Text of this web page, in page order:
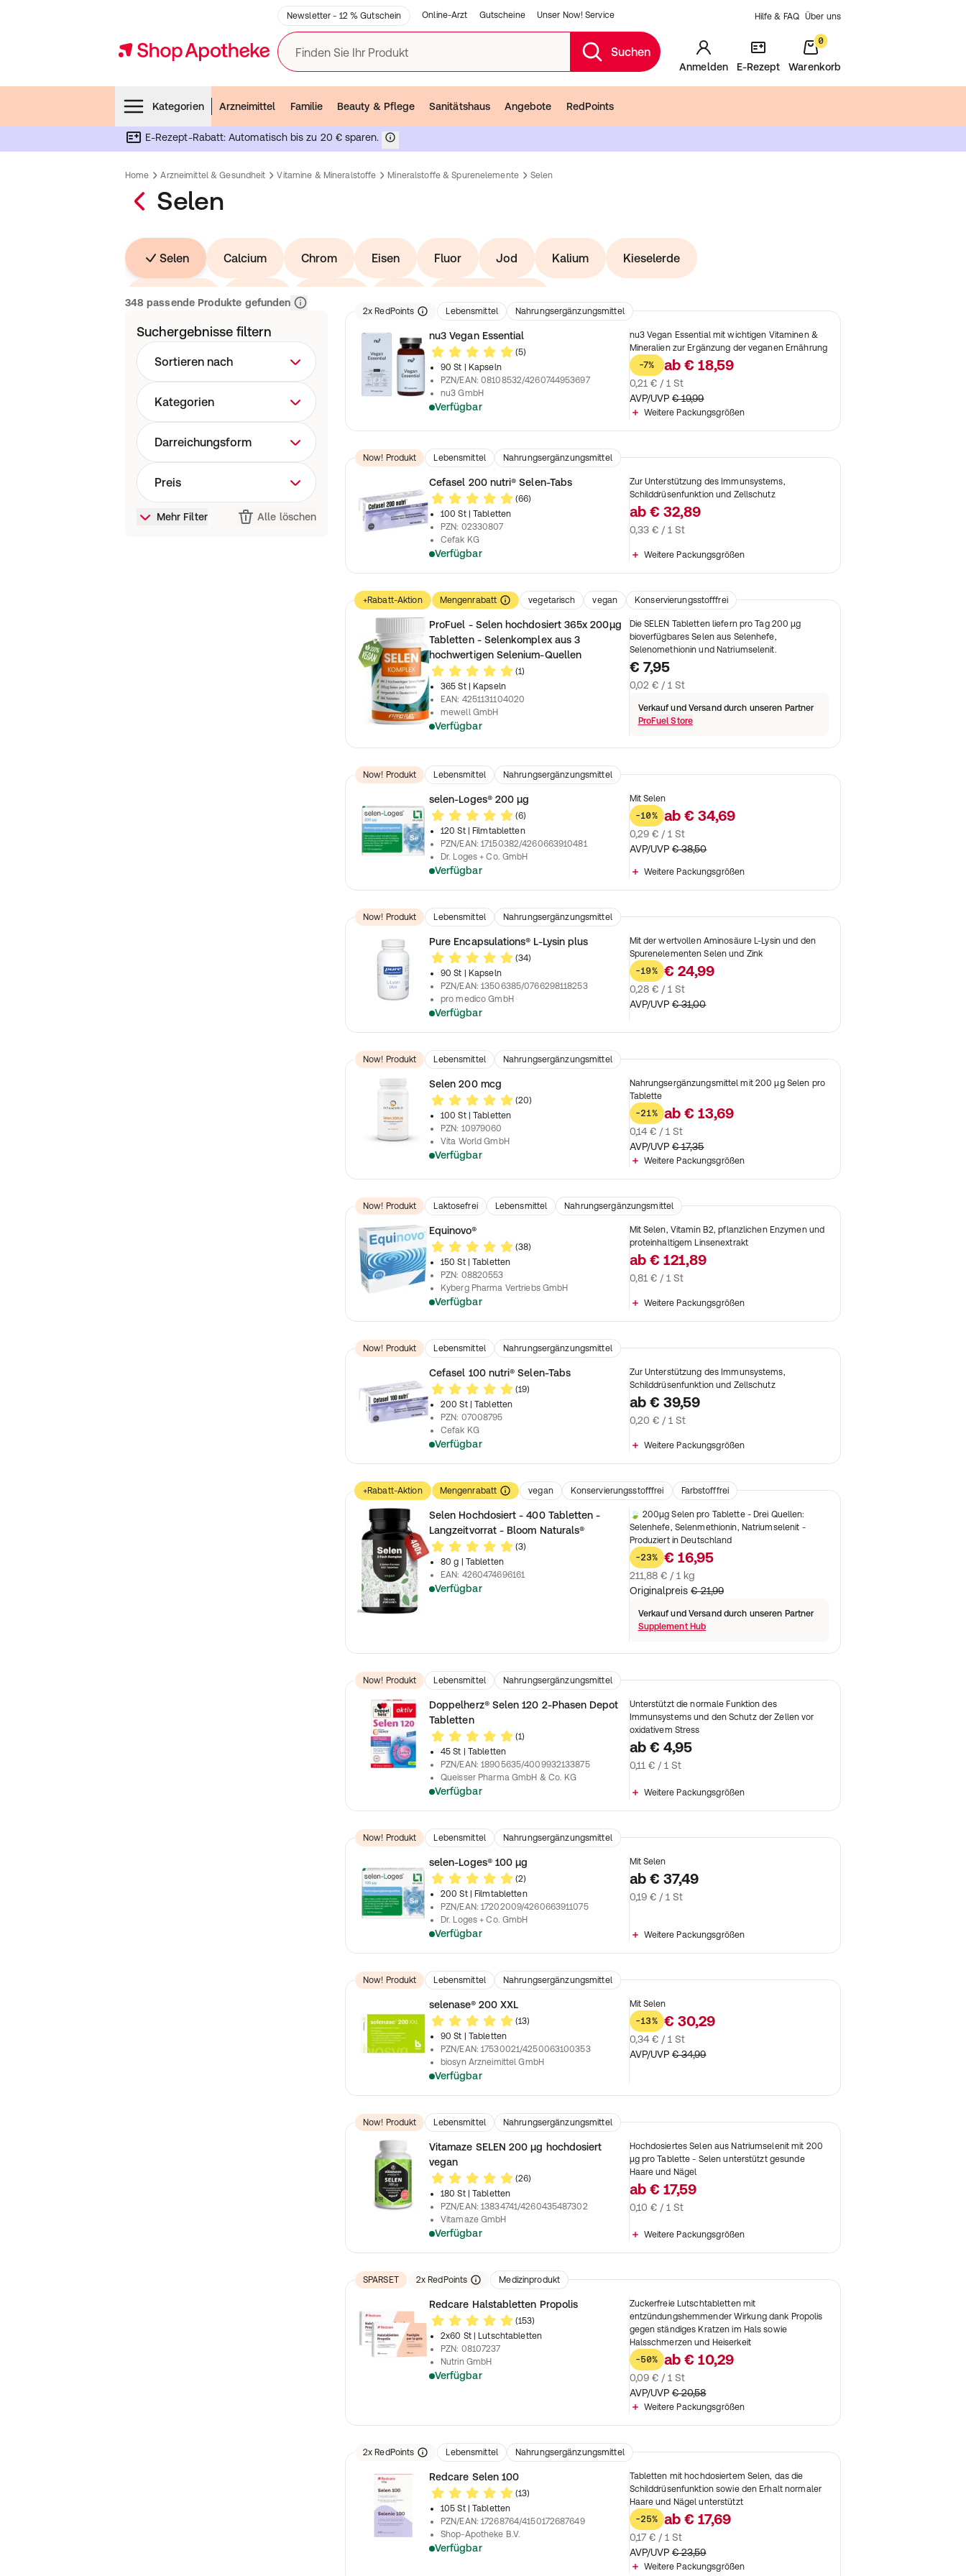
Newsletter - 12 % Gutschein Online-Arzt Gutscheine Unser Now! Service Hilfe & FAQ Über uns
Finden Sie Ihr Produkt Suchen
Anmelden E-Rezept
0
Warenkorb
Kategorien
Arzneimittel Familie Beauty & Pflege Sanitätshaus Angebote RedPoints
E-Rezept-Rabatt: Automatisch bis zu 20 € sparen.
Home Arzneimittel & Gesundheit Vitamine & Mineralstoffe Mineralstoffe & Spurenelemente Selen
Selen
Selen Calcium Chrom Eisen Fluor Jod Kalium Kieselerde
Magnesium Kupfer
348 passende Produkte gefundenRelevanz
Suchergebnisse filtern
Sortieren nach
Kategorien
Darreichungsform
Preis
Mehr Filter Alle löschen
2x RedPoints Lebensmittel Nahrungsergänzungsmittel
nu3 Vegan Essential
(5)
90 St
| Kapseln
PZN/EAN:08108532/4260744953697
nu3 GmbH
Verfügbar
nu3 Vegan Essential mit wichtigen Vitaminen &
Mineralien zur Ergänzung der veganen Ernährung
-7%
ab € 18,59
0,21 € / 1 St
AVP/UVP € 19,99
Weitere Packungsgrößen
Now! Produkt Lebensmittel Nahrungsergänzungsmittel
Cefasel 200 nutri® Selen-Tabs
(66)
100 St
| Tabletten
PZN: 02330807
Cefak KG
Verfügbar
Zur Unterstützung des Immunsystems,
Schilddrüsenfunktion und Zellschutz
ab € 32,89
0,33 € / 1 St
Weitere Packungsgrößen
+Rabatt-Aktion Mengenrabatt vegetarisch vegan
Konservierungsstofffrei
Laktosefrei
Farbstofffrei Lebensmittel Nahrungsergänzungsmittel
ProFuel - Selen hochdosiert 365x 200µg
Tabletten - Selenkomplex aus 3
hochwertigen Selenium-Quellen
(1)
365 St
| Kapseln
EAN: 4251131104020
mewell GmbH
Verfügbar
Die SELEN Tabletten liefern pro Tag 200 µg
bioverfügbares Selen aus Selenhefe,
Selenomethionin und Natriumselenit.
€ 7,95
0,02 € / 1 St
Verkauf und Versand durch unseren Partner
ProFuel Store
Now! Produkt Lebensmittel Nahrungsergänzungsmittel
selen-Loges® 200 µg
(6)
120 St
| Filmtabletten
PZN/EAN:17150382/4260663910481
Dr. Loges + Co. GmbH
Verfügbar
Mit Selen
-10%
ab € 34,69
0,29 € / 1 St
AVP/UVP € 38,50
Weitere Packungsgrößen
Now! Produkt Lebensmittel Nahrungsergänzungsmittel
Pure Encapsulations® L-Lysin plus
(34)
90 St
| Kapseln
PZN/EAN:13506385/0766298118253
pro medico GmbH
Verfügbar
Mit der wertvollen Aminosäure L-Lysin und den
Spurenelementen Selen und Zink
-19%
€ 24,99
0,28 € / 1 St
AVP/UVP € 31,00
Now! Produkt Lebensmittel Nahrungsergänzungsmittel
Selen 200 mcg
(20)
100 St
| Tabletten
PZN: 10979060
Vita World GmbH
Verfügbar
Nahrungsergänzungsmittel mit 200 µg Selen pro
Tablette
-21%
ab € 13,69
0,14 € / 1 St
AVP/UVP € 17,35
Weitere Packungsgrößen
Now! Produkt Laktosefrei Lebensmittel Nahrungsergänzungsmittel
Equinovo®
(38)
150 St
| Tabletten
PZN: 08820553
Kyberg Pharma Vertriebs GmbH
Verfügbar
Mit Selen, Vitamin B2, pflanzlichen Enzymen und
proteinhaltigem Linsenextrakt
ab € 121,89
0,81 € / 1 St
Weitere Packungsgrößen
Now! Produkt Lebensmittel Nahrungsergänzungsmittel
Cefasel 100 nutri® Selen-Tabs
(19)
200 St
| Tabletten
PZN: 07008795
Cefak KG
Verfügbar
Zur Unterstützung des Immunsystems,
Schilddrüsenfunktion und Zellschutz
ab € 39,59
0,20 € / 1 St
Weitere Packungsgrößen
+Rabatt-Aktion Mengenrabatt vegan Konservierungsstofffrei
Farbstofffrei
NahrungsergänzungsmittelSelen Hochdosiert - 400 Tabletten -
Langzeitvorrat - Bloom Naturals®
(3)
80 g
| Tabletten
EAN: 4260474696161
Verfügbar
🍃 200µg Selen pro Tablette - Drei Quellen:
Selenhefe, Selenmethionin, Natriumselenit -
Produziert in Deutschland
-23%
€ 16,95
211,88 € / 1 kg
Originalpreis € 21,99
Verkauf und Versand durch unseren Partner
Supplement Hub
Now! Produkt Lebensmittel Nahrungsergänzungsmittel
Doppelherz® Selen 120 2-Phasen Depot
Tabletten
(1)
45 St
| Tabletten
PZN/EAN:18905635/4009932133875
Queisser Pharma GmbH & Co. KG
Verfügbar
Unterstützt die normale Funktion des
Immunsystems und den Schutz der Zellen vor
oxidativem Stress
ab € 4,95
0,11 € / 1 St
Weitere Packungsgrößen
Now! Produkt Lebensmittel Nahrungsergänzungsmittel
selen-Loges® 100 µg
(2)
200 St
| Filmtabletten
PZN/EAN:17202009/4260663911075
Dr. Loges + Co. GmbH
Verfügbar
Mit Selen
ab € 37,49
0,19 € / 1 St
Weitere Packungsgrößen
Now! Produkt Lebensmittel Nahrungsergänzungsmittel
selenase® 200 XXL
(13)
90 St
| Tabletten
PZN/EAN:17530021/4250063100353
biosyn Arzneimittel GmbH
Verfügbar
Mit Selen
-13%
€ 30,29
0,34 € / 1 St
AVP/UVP € 34,99
Now! Produkt Lebensmittel Nahrungsergänzungsmittel
Vitamaze SELEN 200 µg hochdosiert
vegan
(26)
180 St
| Tabletten
PZN/EAN:13834741/4260435487302
Vitamaze GmbH
Verfügbar
Hochdosiertes Selen aus Natriumselenit mit 200
µg pro Tablette - Selen unterstützt gesunde
Haare und Nägel
ab € 17,59
0,10 € / 1 St
Weitere Packungsgrößen
SPARSET 2x RedPoints Medizinprodukt
Redcare Halstabletten Propolis
(153)
2x60 St
| Lutschtabletten
PZN: 08107237
Nutrin GmbH
Verfügbar
Zuckerfreie Lutschtabletten mit
entzündungshemmender Wirkung dank Propolis
gegen ständiges Kratzen im Hals sowie
Halsschmerzen und Heiserkeit
-50%
ab € 10,29
0,09 € / 1 St
AVP/UVP € 20,58
Weitere Packungsgrößen
2x RedPoints Lebensmittel Nahrungsergänzungsmittel
Redcare Selen 100
(13)
105 St
| Tabletten
PZN/EAN:17268764/4150172687649
Shop-Apotheke B.V.
Verfügbar
Tabletten mit hochdosiertem Selen, das die
Schilddrüsenfunktion sowie den Erhalt normaler
Haare und Nägel unterstützt
-25%
ab € 17,69
0,17 € / 1 St
AVP/UVP € 23,59
Weitere Packungsgrößen